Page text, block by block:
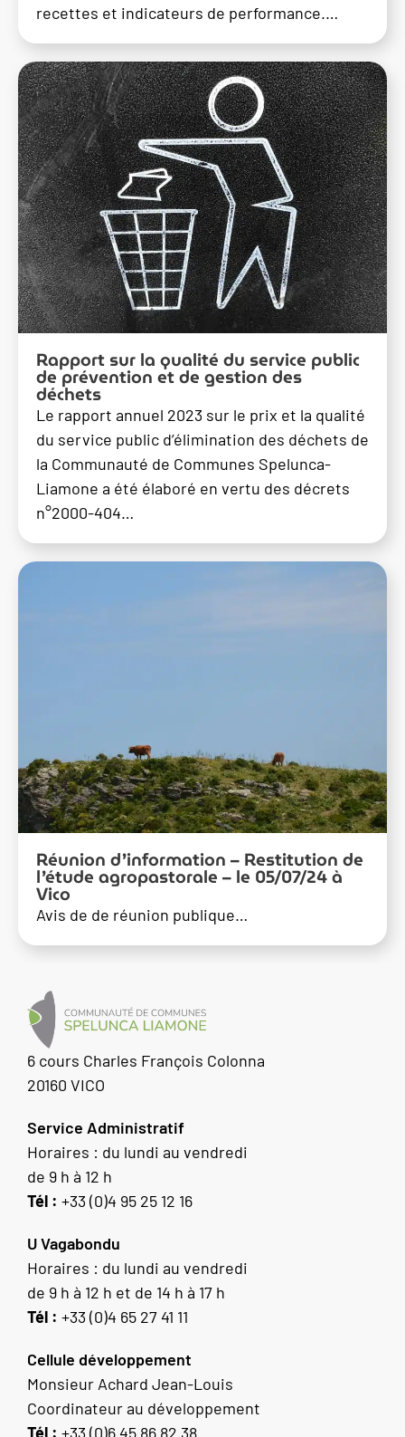
recettes et indicateurs de performance.…
Rapport sur la qualité du service public
de prévention et de gestion des
déchets
Le rapport annuel 2023 sur le prix et la qualité
du service public d’élimination des déchets de
la Communauté de Communes Spelunca-
Liamone a été élaboré en vertu des décrets
n°2000-404…
Réunion d’information – Restitution de
l’étude agropastorale – le 05/07/24 à
Vico
Avis de de réunion publique…
6 cours Charles François Colonna
20160 VICO
Service Administratif
Horaires : du lundi au vendredi
de 9 h à 12 h
Tél : +33 (0)4 95 25 12 16
U Vagabondu
Horaires : du lundi au vendredi
de 9 h à 12 h et de 14 h à 17 h
Tél : +33 (0)4 65 27 41 11
Cellule développement
Monsieur Achard Jean-Louis
Coordinateur au développement
Tél : +33 (0)6 45 86 82 38